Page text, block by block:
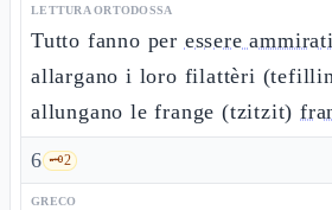
LETTURA ORTODOSSA
Tutto fanno per essere
allargano i loro filattèri
allungano le frange (tzitzit)
6 🗝️2
GRECO